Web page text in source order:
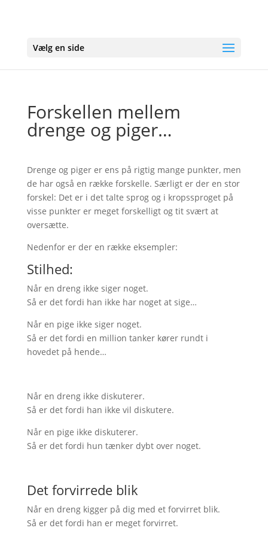
Vælg en side
Forskellen mellem
drenge og piger…
Drenge og piger er ens på rigtig mange punkter, men
de har også en række forskelle. Særligt er der en stor
forskel: Det er i det talte sprog og i kropssproget på
visse punkter er meget forskelligt og tit svært at
oversætte.
Nedenfor er der en række eksempler:
Stilhed:
Når en dreng ikke siger noget.
Så er det fordi han ikke har noget at sige…
Når en pige ikke siger noget.
Så er det fordi en million tanker kører rundt i
hovedet på hende…
Når en dreng ikke diskuterer.
Så er det fordi han ikke vil diskutere.
Når en pige ikke diskuterer.
Så er det fordi hun tænker dybt over noget.
Det forvirrede blik
Når en dreng kigger på dig med et forvirret blik.
Så er det fordi han er meget forvirret.